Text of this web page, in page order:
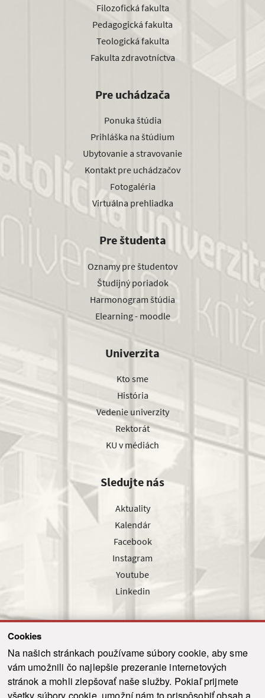
Cookies
Na našich stránkach používame súbory cookie, aby sme
vám umožnili čo najlepšie prezeranie internetových
stránok a mohli zlepšovať naše služby. Pokiaľ prijmete
všetky súbory cookie, umožní nám to prispôsobiť obsah a
Filozofická fakulta
Pedagogická fakulta
Teologická fakulta
Fakulta zdravotníctva
Pre uchádzača
Ponuka štúdia
Prihláška na štúdium
Ubytovanie a stravovanie
Kontakt pre uchádzačov
Fotogaléria
Virtuálna prehliadka
Pre študenta
Oznamy pre študentov
Študijný poriadok
Harmonogram štúdia
Elearning - moodle
Univerzita
Kto sme
História
Vedenie univerzity
Rektorát
KU v médiách
Sledujte nás
Aktuality
Kalendár
Facebook
Instagram
Youtube
Linkedin